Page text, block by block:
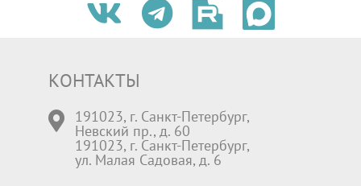
КОНТАКТЫ
191023, г. Санкт-Петербург,
Невский пр., д. 60
191023, г. Санкт-Петербург,
ул. Малая Садовая, д. 6